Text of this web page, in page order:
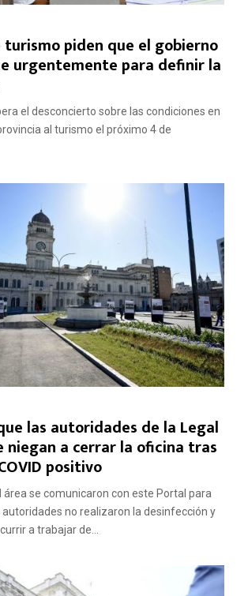
turismo piden que el gobierno
urgentemente para definir la
el desconcierto sobre las condiciones en
al turismo el próximo 4 de
las autoridades de la Legal
niegan a cerrar la oficina tras
positivo
área se comunicaron con este Portal para
no realizaron la desinfección y
a trabajar de...